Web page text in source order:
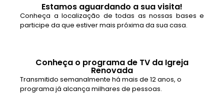
Estamos aguardando a sua visita!
Conheça a localização de todas as nossas bases e
participe da que estiver mais próxima da sua casa.
Conheça o programa de TV da Igreja
Renovada
Transmitido semanalmente há mais de 12 anos, o
programa já alcança milhares de pessoas.